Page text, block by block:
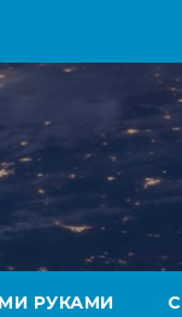
РУКАМИ